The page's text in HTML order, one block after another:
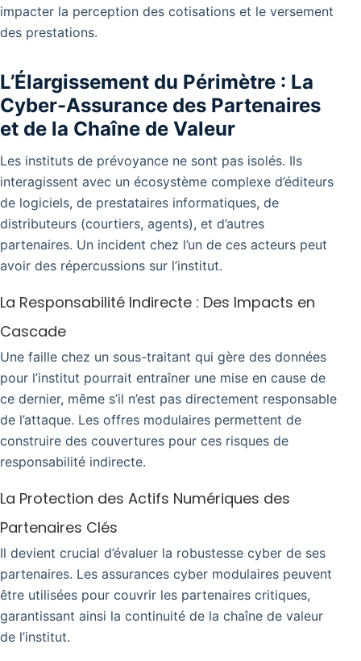
impacter la perception des cotisations et le versement
des prestations.
L’Élargissement du Périmètre : La
Cyber-Assurance des Partenaires
et de la Chaîne de Valeur
Les instituts de prévoyance ne sont pas isolés. Ils
interagissent avec un écosystème complexe d’éditeurs
de logiciels, de prestataires informatiques, de
distributeurs (courtiers, agents), et d’autres
partenaires. Un incident chez l’un de ces acteurs peut
avoir des répercussions sur l’institut.
La Responsabilité Indirecte : Des Impacts en
Cascade
Une faille chez un sous-traitant qui gère des données
pour l’institut pourrait entraîner une mise en cause de
ce dernier, même s’il n’est pas directement responsable
de l’attaque. Les offres modulaires permettent de
construire des couvertures pour ces risques de
responsabilité indirecte.
La Protection des Actifs Numériques des
Partenaires Clés
Il devient crucial d’évaluer la robustesse cyber de ses
partenaires. Les assurances cyber modulaires peuvent
être utilisées pour couvrir les partenaires critiques,
garantissant ainsi la continuité de la chaîne de valeur
de l’institut.